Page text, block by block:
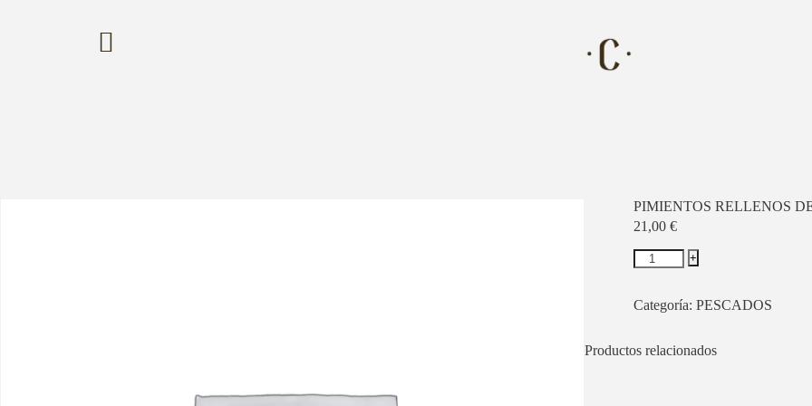
PIMIENTOS RELLENOS
21,00 €
+
Categoría: PESCADOS
Productos relacionados